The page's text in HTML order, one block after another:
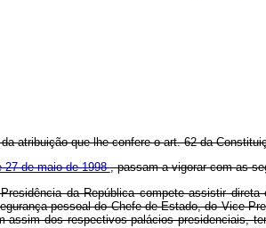
atribuição que lhe confere o art. 62 da
27 de maio de 1998, passam a vigorar com as
da República compete assistir direta
pessoal do Chefe de Estado, do Vice-
assim dos respectivos palácios presidenciais,